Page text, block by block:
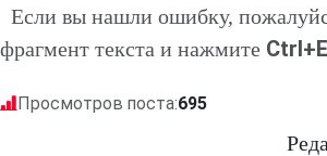
Если вы нашли ошибку,
фрагмент текста и нажмите
Просмотров поста:695